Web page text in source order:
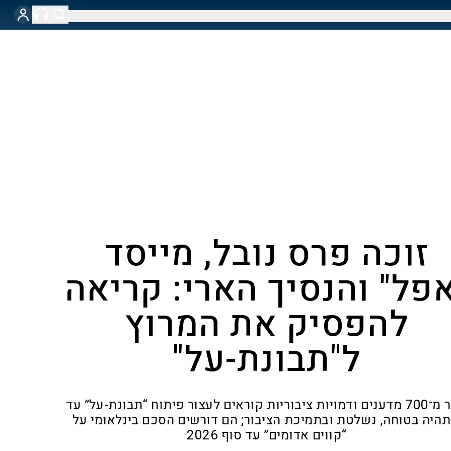
זוכה פרס נובל, מייסד
והנסיך הארי: קריאה
להפסיק את המרוץ
ל"תבונת-על"
יותר מ־700 מדענים ודמויות ציבוריות קוראים לעצור פיתוח “תבונת-על” עד
בטוחה, נשלטת ובתמיכת הציבור; הם דורשים הסכם בינלאומי על
“קווים אדומים” עד סוף 2026